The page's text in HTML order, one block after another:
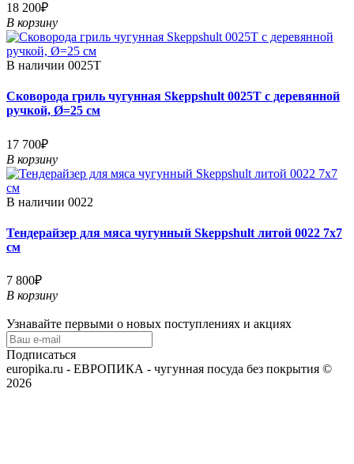
18 200₽
В корзину
В наличии 0025T
Сковорода гриль чугунная Skeppshult 0025T с деревянной
ручкой, Ø=25 см
17 700₽
В корзину
В наличии 0022
Тендерайзер для мяса чугунный Skeppshult литой 0022 7х7
см
7 800₽
В корзину
Узнавайте первыми о новых поступлениях и акциях
Подписаться
europika.ru - ЕВРОПИКА - чугунная посуда без покрытия ©
2026